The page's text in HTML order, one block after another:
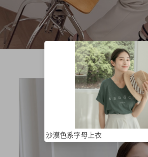
沙漠色系字母上衣